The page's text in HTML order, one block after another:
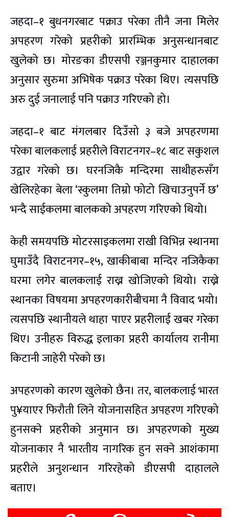
जहदा–१ बुधनगरबाट पक्राउ परेका तीनै जना मिलेर
अपहरण गरेको प्रहरीको प्रारम्भिक अनुसन्धानबाट
खुलेको छ। मोरङका डीएसपी रञ्जनकुमार दाहालका
अनुसार सुरुमा अभिषेक पक्राउ परेका थिए। त्यसपछि
अरु दुई जनालाई पनि पक्राउ गरिएको हो।
जहदा–१ बाट मंगलबार दिउँसो ३ बजे अपहरणमा
परेका बालकलाई प्रहरीले विराटनगर–१८ बाट सकुशल
उद्वार गरेको छ। घरनजिकै मन्दिरमा साथीहरुसँग
खेलिरहेका बेला ‘स्कुलमा तिम्रो फोटो खिचाउनुपर्ने छ’
भन्दै साईकलमा बालकको अपहरण गरिएको थियो।
केही समयपछि मोटरसाइकलमा राखी विभिन्न स्थानमा
घुमाउँदै विराटनगर–१५, खाकीबाबा मन्दिर नजिकैका
घरमा लगेर बालकलाई राख्न खोजिएको थियो। राख्ने
स्थानका विषयमा अपहरणकारीबीचमा नै विवाद भयो।
त्यसपछि स्थानीयले थाहा पाएर प्रहरीलाई खबर गरेका
थिए। उनीहरु विरुद्ध इलाका प्रहरी कार्यालय रानीमा
किटानी जाहेरी परेको छ।
अपहरणको कारण खुलेको छैन। तर, बालकलाई भारत
पु¥याएर फिरौती लिने योजनासहित अपहरण गरिएको
हुनसक्ने प्रहरीको अनुमान छ। अपहरणको मुख्य
योजनाकार नै भारतीय नागरिक हुन सक्ने आशंकामा
प्रहरीले अनुशन्धान गरिरहेको डीएसपी दाहालले
बताए।